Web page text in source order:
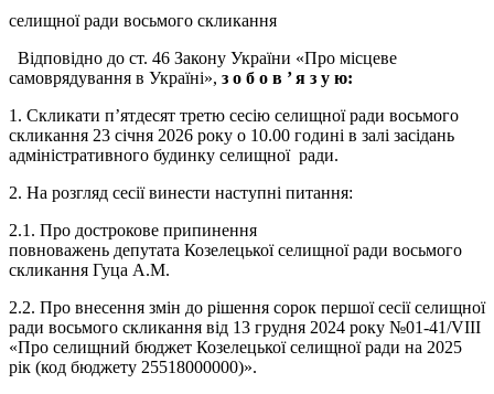
селищної ради восьмого скликання
Відповідно до ст. 46 Закону України «Про місцеве
самоврядування в Україні», з о б о в ’я з у ю:
1. Скликати п’ятдесят третю сесію селищної ради восьмого
скликання 23 січня 2026 року о 10.00 годині в залі засідань
адміністративного будинку селищної ради.
2. На розгляд сесії винести наступні питання:
2.1. Про дострокове припинення
повноважень депутата Козелецької селищної ради восьмого
скликання Гуца А.М.
2.2. Про внесення змін до рішення сорок першої сесії селищної
ради восьмого скликання від 13 грудня 2024 року №01-41/VIII
«Про селищний бюджет Козелецької селищної ради на 2025
рік (код бюджету 25518000000)».